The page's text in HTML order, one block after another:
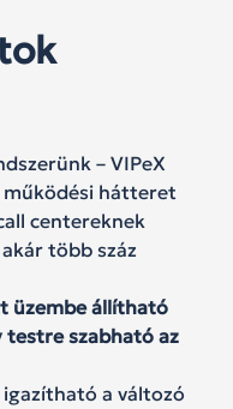
– VIPeX
működési hátteret
centereknek
több száz
üzembe állítható
testre szabható az
a változó